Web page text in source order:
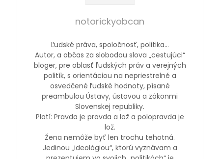
notorickyobcan
Ľudské práva, spoločnosť, politika…
Autor, a občas za slobodou slova „cestujúci“
bloger, pre oblasť ľudských práv a verejných
politík, s orientáciou na nepriestrelné a
osvedčené ľudské hodnoty, písané
preambulou Ústavy, ústavou a zákonmi
Slovenskej republiky.
Platí: Pravda je pravda a lož a polopravda je
lož.
Žena nemôže byť len trochu tehotná.
Jedinou „ideológiou“, ktorú vyznávam a